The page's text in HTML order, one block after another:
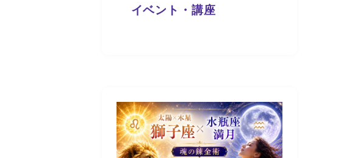
イベント・講座